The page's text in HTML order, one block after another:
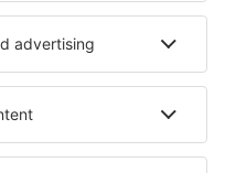
in Lyons